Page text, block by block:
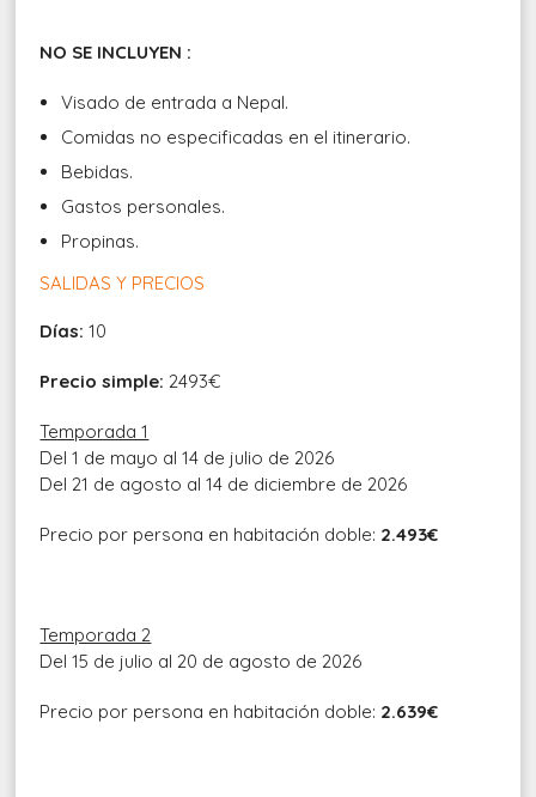
NO SE INCLUYEN :
Visado de entrada a Nepal.
Comidas no especificadas en el itinerario.
Bebidas.
Gastos personales.
Propinas.
SALIDAS Y PRECIOS
Días: 10
Precio simple: 2493€
Temporada 1
Del 1 de mayo al 14 de julio de 2026
Del 21 de agosto al 14 de diciembre de 2026
Precio por persona en habitación doble: 2.493€
Temporada 2
Del 15 de julio al 20 de agosto de 2026
Precio por persona en habitación doble: 2.639€